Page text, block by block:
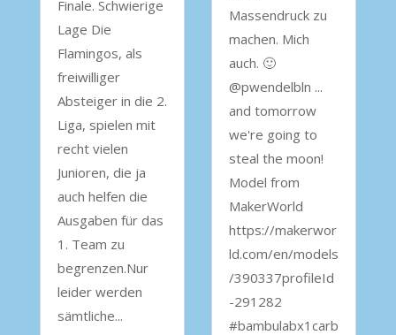
Finale. Schwierige
Lage Die
Flamingos, als
freiwilliger
Absteiger in die 2.
Liga, spielen mit
recht vielen
Junioren, die ja
auch helfen die
Ausgaben für das
1. Team zu
begrenzen.Nur
leider werden
sämtliche...
Massendruck zu
machen. Mich
auch. 🙂
@pwendelbln ...
and tomorrow
we're going to
steal the moon!
Model from
MakerWorld
https://makerwor
ld.com/en/models
/390337profileId
-291282
#bambulabx1carb